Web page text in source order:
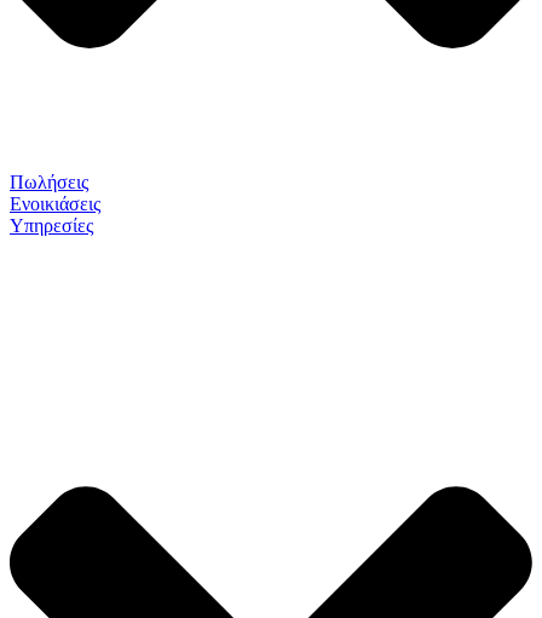
Πωλήσεις
Ενοικιάσεις
Υπηρεσίες